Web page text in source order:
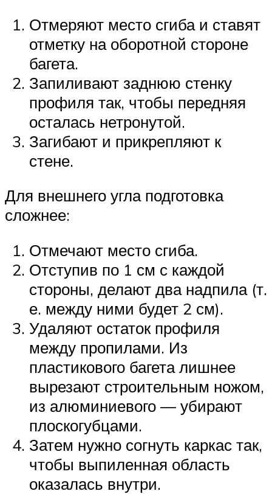
Отмеряют место сгиба и ставят
отметку на оборотной стороне
багета.
Запиливают заднюю стенку
профиля так, чтобы передняя
осталась нетронутой.
Загибают и прикрепляют к
стене.
Для внешнего угла подготовка
сложнее:
Отмечают место сгиба.
Отступив по 1 см с каждой
стороны, делают два надпила (т.
е. между ними будет 2 см).
Удаляют остаток профиля
между пропилами. Из
пластикового багета лишнее
вырезают строительным ножом,
из алюминиевого — убирают
плоскогубцами.
Затем нужно согнуть каркас так,
чтобы выпиленная область
оказалась внутри.